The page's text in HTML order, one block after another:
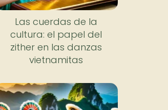
Las cuerdas de la
cultura: el papel del
zither en las danzas
vietnamitas